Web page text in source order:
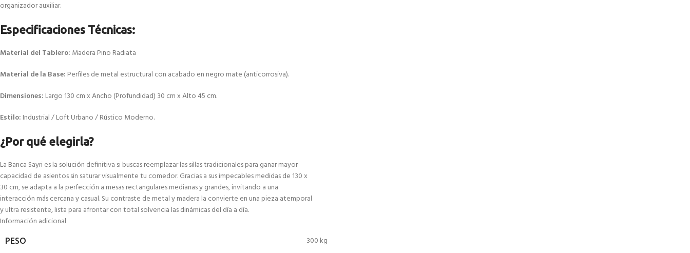
organizador auxiliar.
Especificaciones Técnicas:
Material del Tablero: Madera Pino Radiata
Material de la Base: Perfiles de metal estructural con acabado en negro mate (anticorrosiva).
Dimensiones: Largo 130 cm x Ancho (Profundidad) 30 cm x Alto 45 cm.
Estilo: Industrial / Loft Urbano / Rústico Moderno.
¿Por qué elegirla?
La Banca Sayri es la solución definitiva si buscas reemplazar las sillas tradicionales para ganar mayor
capacidad de asientos sin saturar visualmente tu comedor. Gracias a sus impecables medidas de 130 x
30 cm, se adapta a la perfección a mesas rectangulares medianas y grandes, invitando a una
interacción más cercana y casual. Su contraste de metal y madera la convierte en una pieza atemporal
y ultra resistente, lista para afrontar con total solvencia las dinámicas del día a día.
Información adicional
PESO 300 kg